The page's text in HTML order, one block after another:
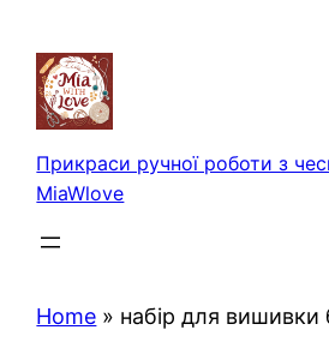
вмісту
Прикраси ручної роботи з
MiaWlove
Home » набір для вишивки